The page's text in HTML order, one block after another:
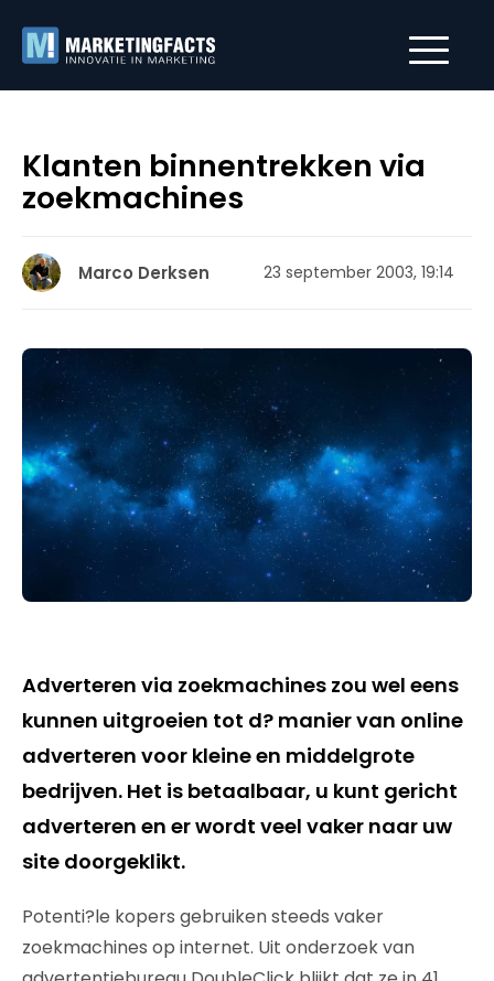
Klanten binnentrekken via
zoekmachines
Marco Derksen 23 september 2003, 19:14
Adverteren via zoekmachines zou wel eens
kunnen uitgroeien tot d? manier van online
adverteren voor kleine en middelgrote
bedrijven. Het is betaalbaar, u kunt gericht
adverteren en er wordt veel vaker naar uw
site doorgeklikt.
Potenti?le kopers gebruiken steeds vaker
zoekmachines op internet. Uit onderzoek van